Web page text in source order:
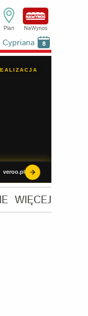
Plan NaWynos
8
WIĘCEJ